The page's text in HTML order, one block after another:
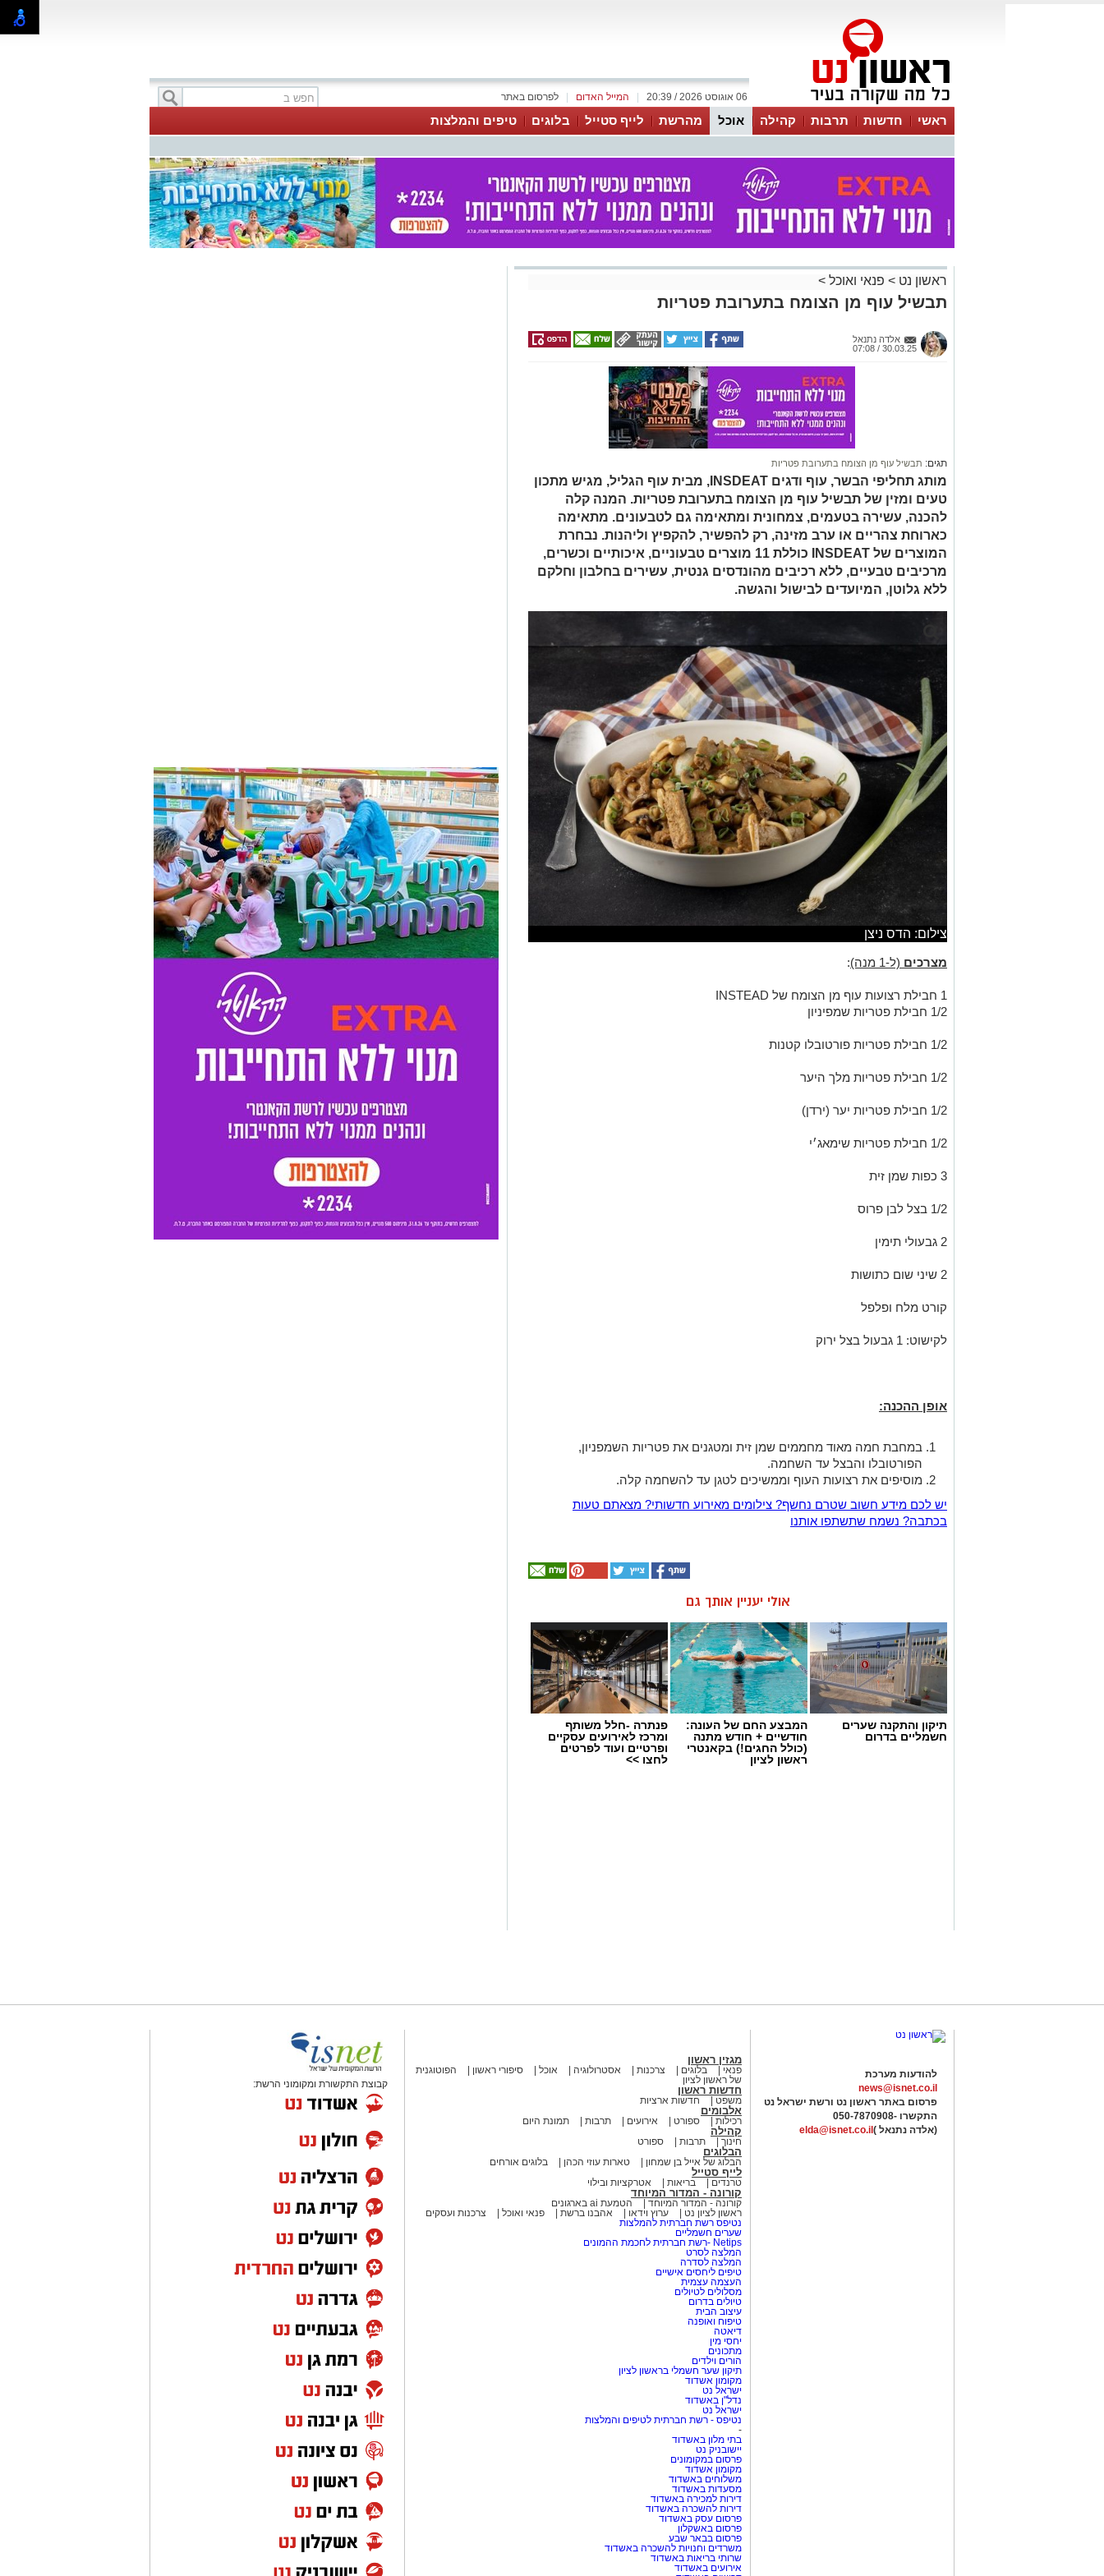
לפרסום באתר המייל האדום 06 אוגוסט 2026 / 20:39
ראשי חדשות תרבות קהילה אוכל מהרשת לייף סטייל בלוגים טיפים והמלצות
ראשון נט > פנאי ואוכל >
תבשיל עוף מן הצומח בתערובת פטריות
אלדה נתנאל
30.03.25 / 07:08
תגים: תבשיל עוף מן הצומח בתערובת פטריות
מותג תחליפי הבשר, עוף ודגים INSDEAT, מבית עוף הגליל, מגיש מתכון
טעים ומזין של תבשיל עוף מן הצומח בתערובת פטריות. המנה קלה
להכנה, עשירה בטעמים, צמחונית ומתאימה גם לטבעונים. מתאימה
כארוחת צהריים או ערב מזינה, רק להפשיר, להקפיץ וליהנות. נבחרת
המוצרים של INSDEAT כוללת 11 מוצרים טבעוניים, איכותיים וכשרים,
מרכיבים טבעיים, ללא רכיבים מהונדסים גנטית, עשירים בחלבון וחלקם
ללא גלוטן, המיועדים לבישול והגשה.
צילום: הדס ניצן
מצרכים (ל-1 מנה) :
1 חבילת רצועות עוף מן הצומח של INSTEAD
1/2 חבילת פטריות שמפיניון
1/2 חבילת פטריות פורטובלו קטנות
1/2 חבילת פטריות מלך היער
1/2 חבילת פטריות יער (ירדן)
1/2 חבילת פטריות שימאג׳י
3 כפות שמן זית
1/2 בצל לבן פרוס
2 גבעולי תימין
2 שיני שום כתושות
קורט מלח ופלפל
לקישוט: 1 גבעול בצל ירוק
אופן ההכנה:
במחבת חמה מאוד מחממים שמן זית ומטגנים את פטריות השמפניון,
הפורטובלו והבצל עד השחמה.
מוסיפים את רצועות העוף וממשיכים לטגן עד להשחמה קלה.
יש לכם מידע חשוב שטרם נחשף? צילומים מאירוע חדשותי? מצאתם טעות
בכתבה? נשמח שתשתפו אותנו
אולי יעניין אותך גם
תיקון והתקנה שערים
חשמליים בדרום
המבצע החם של העונה:
חודשיים + חודש מתנה
(כולל החגים!) בקאנטרי
ראשון לציון
פנתרה -חלל משותף
ומרכז לאירועים עסקיים
ופרטיים ועוד לפרטים
לחצו >>
להודעות מערכת
news@isnet.co.il
פרסום באתר ראשון נט ורשת ישראל נט
התקשרו -050-7870908
(אלדה נתנאל ) elda@isnet.co.il
מגזין ראשון
פנאי בלוגים צרכנות אסטרולוגיה אוכל סיפורי ראשון
הפוטוגנית
של ראשון לציון
חדשות ראשון
משפט חדשות ארציות
אלבומים
רכילות ספורט אירועים תרבות תמונת היום
קהילה
חינוך תרבות ספורט
הבלוגים
הבלוג של אייל בן שמחון טארות עוזי הכהן בלוגים אורחים
לייף סטייל
טרנדים בריאות אטרקציות ובילוי
קורונה - המדור המיוחד
קורונה - המדור המיוחד
הטמעת ai בארגונים
ראשון לציון נט
ערוץ וידאו אהבנו ברשת פנאי ואוכל
צרכנות ועסקים
נטיפס רשת חברתית להמלצות
שערים חשמליים
Netips -רשת חברתית לחכמת ההמונים
המלצה לסרט
המלצה לסדרה
טיפים ליחסים אישיים
העצמה עצמית
מסלולים לטיולים
טיולים בדרום
עיצוב הבית
טיפוח ואופנה
דיאטה
יחסי מין
מתכונים
הורים וילדים
תיקון שער חשמלי בראשון לציון
מקומון אשדוד
ישראל נט
נדל"ן באשדוד
ישראל נט
נטיפס - רשת חברתית לטיפים והמלצות
-
בתי מלון באשדוד
יישובניק נט
פרסום במקומונים
מקומון אשדוד
משלוחים באשדוד
מסעדות באשדוד
דירות למכירה באשדוד
דירות להשכרה באשדוד
פרסום עסק באשדוד
פרסום באשקלון
פרסום בבאר שבע
משרדים וחנויות להשכרה באשדוד
שרותי בריאות באשדוד
אירועים באשדוד
קבוצת התקשורת ומקומוני הרשת: